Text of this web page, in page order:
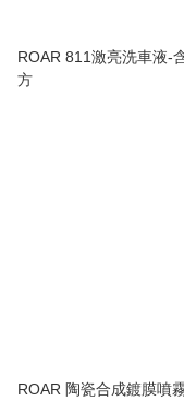
ROAR 811激亮洗車液-
方
ROAR 陶瓷合成鍍膜噴